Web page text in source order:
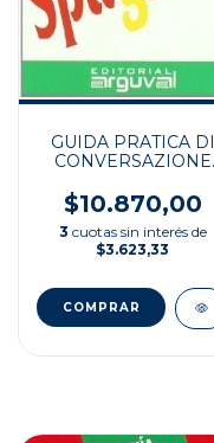
GUIDA PRATICA DI
CONVERSAZIONE
$10.870,00
3 cuotas sin interés de
$3.623,33